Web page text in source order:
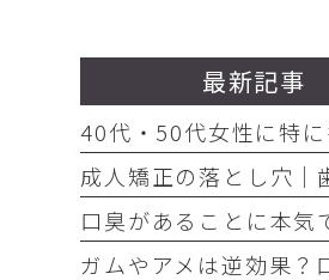
最新記事